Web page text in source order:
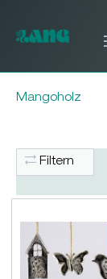
Mangoholz
Filtern